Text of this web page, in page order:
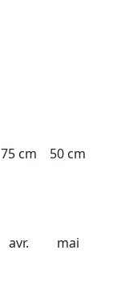
75 cm
avr.
50 cm
mai